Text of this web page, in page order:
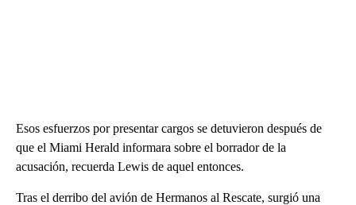
Esos esfuerzos por presentar cargos se detuvieron después de
que el Miami Herald informara sobre el borrador de la
acusación, recuerda Lewis de aquel entonces.
Tras el derribo del avión de Hermanos al Rescate, surgió una